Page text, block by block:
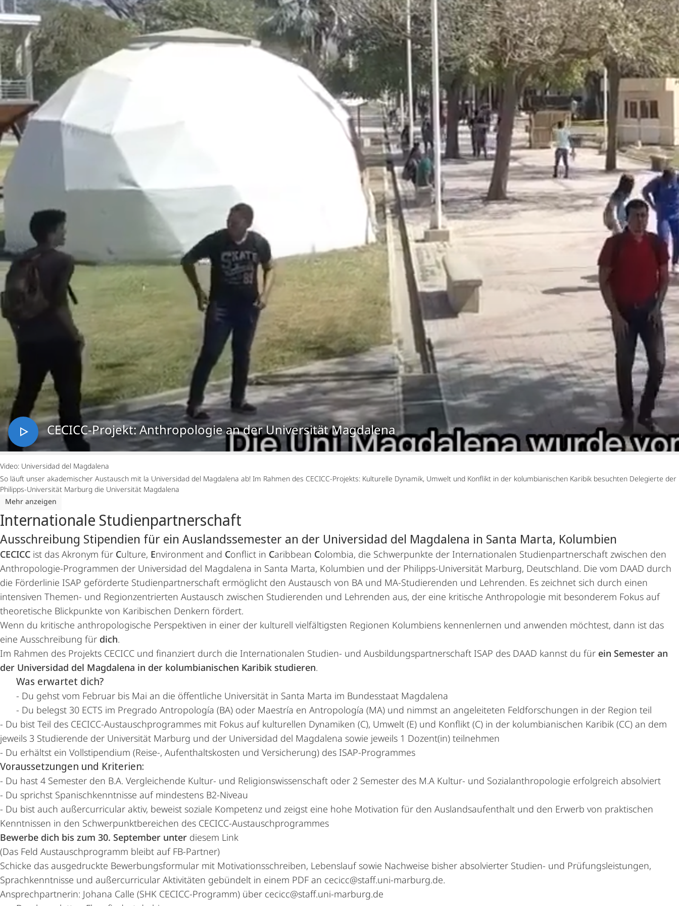
CECICC-Projekt: Anthropologie an der Universität Magdalena
Video: Universidad del Magdalena
So läuft unser akademischer Austausch mit la Universidad del Magdalena ab! Im Rahmen des CECICC-Projekts: Kulturelle Dynamik, Umwelt und Konflikt in der kolumbianischen Karibik besuchten Delegierte der
Philipps-Universität Marburg die Universität Magdalena
Mehr anzeigen
Internationale Studienpartnerschaft
Ausschreibung Stipendien für ein Auslandssemester an der Universidad del Magdalena in Santa Marta, Kolumbien
CECICC ist das Akronym für Culture, Environment and Conflict in Caribbean Colombia, die Schwerpunkte der Internationalen Studienpartnerschaft zwischen den
Anthropologie-Programmen der Universidad del Magdalena in Santa Marta, Kolumbien und der Philipps-Universität Marburg, Deutschland. Die vom DAAD durch
die Förderlinie ISAP geförderte Studienpartnerschaft ermöglicht den Austausch von BA und MA-Studierenden und Lehrenden. Es zeichnet sich durch einen
intensiven Themen- und Regionzentrierten Austausch zwischen Studierenden und Lehrenden aus, der eine kritische Anthropologie mit besonderem Fokus auf
theoretische Blickpunkte von Karibischen Denkern fördert.
Wenn du kritische anthropologische Perspektiven in einer der kulturell vielfältigsten Regionen Kolumbiens kennenlernen und anwenden möchtest, dann ist das
eine Ausschreibung für dich.
Im Rahmen des Projekts CECICC und finanziert durch die Internationalen Studien- und Ausbildungspartnerschaft ISAP des DAAD kannst du für ein Semester an
der Universidad del Magdalena in der kolumbianischen Karibik studieren.
Was erwartet dich?
- Du gehst vom Februar bis Mai an die öffentliche Universität in Santa Marta im Bundesstaat Magdalena
- Du belegst 30 ECTS im Pregrado Antropología (BA) oder Maestría en Antropología (MA) und nimmst an angeleiteten Feldforschungen in der Region teil
- Du bist Teil des CECICC-Austauschprogrammes mit Fokus auf kulturellen Dynamiken (C), Umwelt (E) und Konflikt (C) in der kolumbianischen Karibik (CC) an dem
jeweils 3 Studierende der Universität Marburg und der Universidad del Magdalena sowie jeweils 1 Dozent(in) teilnehmen
- Du erhältst ein Vollstipendium (Reise-, Aufenthaltskosten und Versicherung) des ISAP-Programmes
Voraussetzungen und Kriterien:
- Du hast 4 Semester den B.A. Vergleichende Kultur- und Religionswissenschaft oder 2 Semester des M.A Kultur- und Sozialanthropologie erfolgreich absolviert
- Du sprichst Spanischkenntnisse auf mindestens B2-Niveau
- Du bist auch außercurricular aktiv, beweist soziale Kompetenz und zeigst eine hohe Motivation für den Auslandsaufenthalt und den Erwerb von praktischen
Kenntnissen in den Schwerpunktbereichen des CECICC-Austauschprogrammes
Bewerbe dich bis zum 30. September unter diesem Link
(Das Feld Austauschprogramm bleibt auf FB-Partner)
Schicke das ausgedruckte Bewerbungsformular mit Motivationsschreiben, Lebenslauf sowie Nachweise bisher absolvierter Studien- und Prüfungsleistungen,
Sprachkenntnisse und außercurricular Aktivitäten gebündelt in einem PDF an cecicc@staff.uni-marburg.de.
Ansprechpartnerin: Johana Calle (SHK CECICC-Programm) über cecicc@staff.uni-marburg.de